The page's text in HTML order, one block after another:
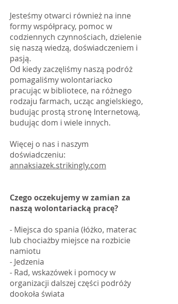
Jesteśmy otwarci również na inne
formy współpracy, pomoc w
codziennych czynnościach, dzielenie
się naszą wiedzą, doświadczeniem i
pasją.
Od kiedy zaczęliśmy naszą podróż
pomagaliśmy wolontariacko
pracując w bibliotece, na różnego
rodzaju farmach, ucząc angielskiego,
budując prostą stronę Internetową,
budując dom i wiele innych.
Więcej o nas i naszym
doświadczeniu:
annaksiazek.strikingly.com
Czego oczekujemy w zamian za
naszą wolontariacką pracę?
- Miejsca do spania (łóżko, materac
lub chociażby miejsce na rozbicie
namiotu
- Jedzenia
- Rad, wskazówek i pomocy w
organizacji dalszej części podróży
dookoła świata